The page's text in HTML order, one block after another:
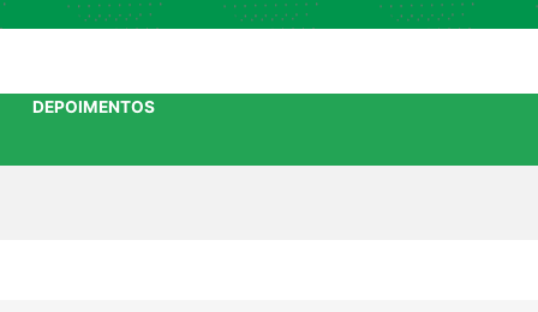
DEPOIMENTOS